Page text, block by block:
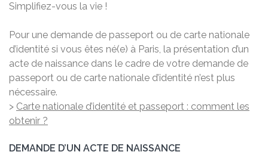
Simplifiez-vous la vie !
Pour une demande de passeport ou de carte nationale
d’identité si vous êtes né(e) à Paris, la présentation d’un
acte de naissance dans le cadre de votre demande de
passeport ou de carte nationale d’identité n’est plus
nécessaire.
> Carte nationale d’identité et passeport : comment les
obtenir ?
DEMANDE D’UN ACTE DE NAISSANCE